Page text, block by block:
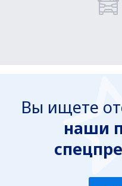
Вы ищете
наши